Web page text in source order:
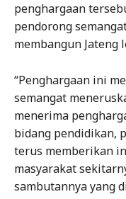
penghargaan
pendorong
membangun Jateng
“Penghargaan ini
semangat
menerima
bidang pendidikan,
terus memberikan
masyarakat
sambutannya yang